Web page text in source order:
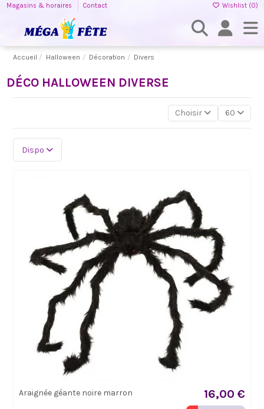
Magasins & horaires Contact Wishlist (0)
Accueil Halloween Décoration Divers
DÉCO HALLOWEEN DIVERSE
Choisir 60
Dispo
Araignée géante noire marron 16,00 €